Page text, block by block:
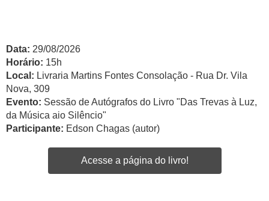
Data: 29/08/2026
Horário: 15h
Local: Livraria Martins Fontes Consolação - Rua Dr. Vila
Nova, 309
Evento: Sessão de Autógrafos do Livro "Das Trevas à Luz,
da Música aio Silêncio"
Participante: Edson Chagas (autor)
Acesse a página do livro!